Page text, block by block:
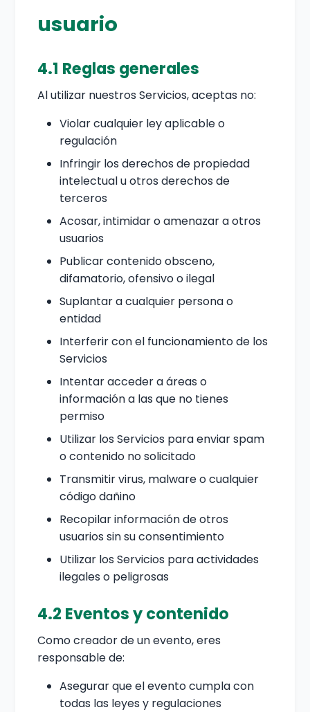
usuario
4.1 Reglas generales
Al utilizar nuestros Servicios, aceptas no:
Violar cualquier ley aplicable o
regulación
Infringir los derechos de propiedad
intelectual u otros derechos de
terceros
Acosar, intimidar o amenazar a otros
usuarios
Publicar contenido obsceno,
difamatorio, ofensivo o ilegal
Suplantar a cualquier persona o
entidad
Interferir con el funcionamiento de los
Servicios
Intentar acceder a áreas o
información a las que no tienes
permiso
Utilizar los Servicios para enviar spam
o contenido no solicitado
Transmitir virus, malware o cualquier
código dañino
Recopilar información de otros
usuarios sin su consentimiento
Utilizar los Servicios para actividades
ilegales o peligrosas
4.2 Eventos y contenido
Como creador de un evento, eres
responsable de:
Asegurar que el evento cumpla con
todas las leyes y regulaciones